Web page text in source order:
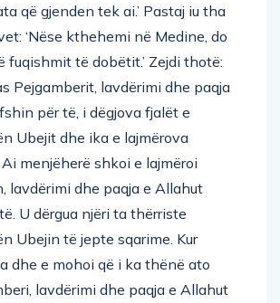
që gjenden tek ai.’ Pastaj iu tha
‘Nëse kthehemi në Medine, do
fuqishmit të dobëtit.’ Zejdi thotë:
Pejgamberit, lavdërimi dhe paqja
për të, i dëgjova fjalët e
Ubejit dhe ika e lajmërova
menjëherë shkoi e lajmëroi
lavdërimi dhe paqja e Allahut
U dërgua njëri ta thërriste
Ubejin të jepte sqarime. Kur
dhe e mohoi që i ka thënë ato
lavdërimi dhe paqja e Allahut